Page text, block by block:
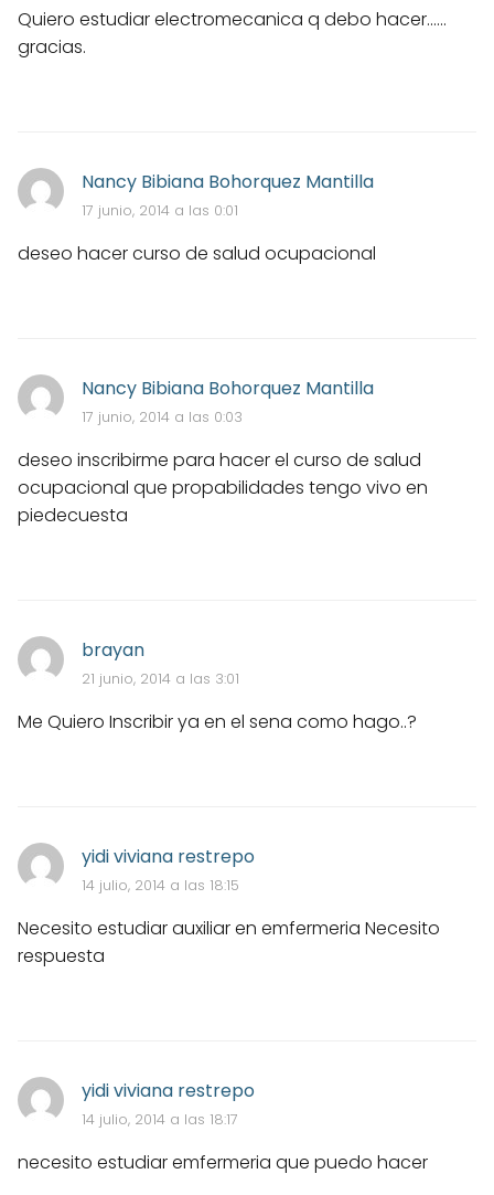
Quiero estudiar electromecanica q debo hacer......
gracias.
Nancy Bibiana Bohorquez Mantilla
17 junio, 2014 a las 0:01
deseo hacer curso de salud ocupacional
Nancy Bibiana Bohorquez Mantilla
17 junio, 2014 a las 0:03
deseo inscribirme para hacer el curso de salud
ocupacional que propabilidades tengo vivo en
piedecuesta
brayan
21 junio, 2014 a las 3:01
Me Quiero Inscribir ya en el sena como hago..?
yidi viviana restrepo
14 julio, 2014 a las 18:15
Necesito estudiar auxiliar en emfermeria Necesito
respuesta
yidi viviana restrepo
14 julio, 2014 a las 18:17
necesito estudiar emfermeria que puedo hacer